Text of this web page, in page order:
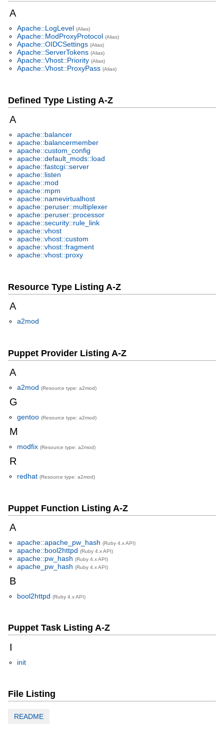
A
Apache::LogLevel (Alias)
Apache::ModProxyProtocol (Alias)
Apache::OIDCSettings (Alias)
Apache::ServerTokens (Alias)
Apache::Vhost::Priority (Alias)
Apache::Vhost::ProxyPass (Alias)
Defined Type Listing A-Z
A
apache::balancer
apache::balancermember
apache::custom_config
apache::default_mods::load
apache::fastcgi::server
apache::listen
apache::mod
apache::mpm
apache::namevirtualhost
apache::peruser::multiplexer
apache::peruser::processor
apache::security::rule_link
apache::vhost
apache::vhost::custom
apache::vhost::fragment
apache::vhost::proxy
Resource Type Listing A-Z
A
a2mod
Puppet Provider Listing A-Z
A
a2mod (Resource type: a2mod)
G
gentoo (Resource type: a2mod)
M
modfix (Resource type: a2mod)
R
redhat (Resource type: a2mod)
Puppet Function Listing A-Z
A
apache::apache_pw_hash (Ruby 4.x API)
apache::bool2httpd (Ruby 4.x API)
apache::pw_hash (Ruby 4.x API)
apache_pw_hash (Ruby 4.x API)
B
bool2httpd (Ruby 4.x API)
Puppet Task Listing A-Z
I
init
File Listing
README